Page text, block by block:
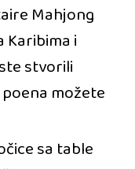
Mahjong
i
stvorili
možete
sa table